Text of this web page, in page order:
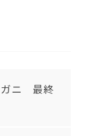
ガニ 最終